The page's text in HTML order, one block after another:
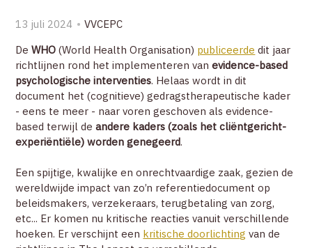
13 juli 2024
VVCEPC
DeWHO (World Health Organisation) publiceerde dit jaar
richtlijnen rond het implementeren vanevidence-based
psychologische interventies. Helaas wordt in dit
document het (cognitieve) gedragstherapeutische kader
- eens te meer - naar voren geschoven als evidence-
based terwijl deandere kaders (zoals het cliëntgericht-
experiëntiële) worden genegeerd.
Een spijtige, kwalijke en onrechtvaardige zaak, gezien de
wereldwijde impact van zo’n referentiedocument op
beleidsmakers, verzekeraars, terugbetaling van zorg,
etc... Er komen nu kritische reacties vanuit verschillende
hoeken. Er verschijnt een kritische doorlichting van de